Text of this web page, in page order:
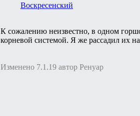
Воскресенский
К сожалению неизвестно, в одном
корневой системой. Я же рассадил их
Изменено 7.1.19 автор Ренуар